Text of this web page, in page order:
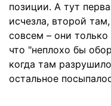
позиции. А тут
исчезла, второй
совсем – они
что "неплохо бы
когда там
остальное